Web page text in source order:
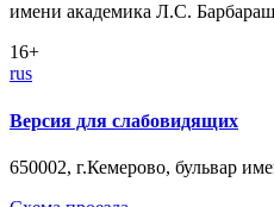
имени академика Л.С.
16+
rus
Версия для слабовидящих
650002, г.Кемерово, бульвар